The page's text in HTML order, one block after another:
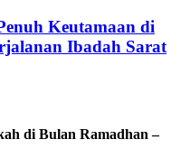
Keutamaan di
Ibadah Sarat